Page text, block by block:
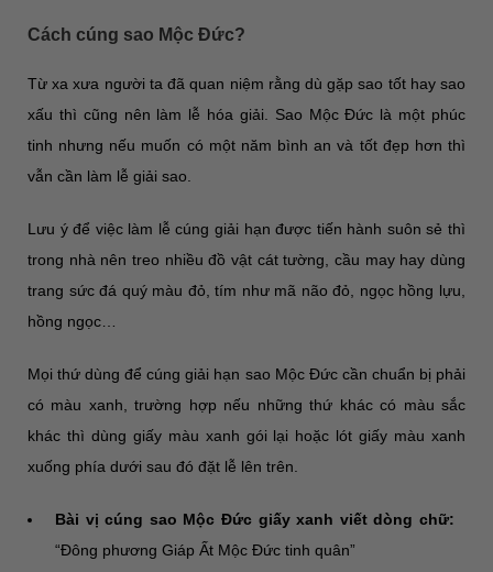
Cách cúng sao Mộc Đức?
Từ xa xưa người ta đã quan niệm rằng dù gặp sao tốt hay sao
xấu thì cũng nên làm lễ hóa giải. Sao Mộc Đức là một phúc
tinh nhưng nếu muốn có một năm bình an và tốt đẹp hơn thì
vẫn cần làm lễ giải sao.
Lưu ý để việc làm lễ cúng giải hạn được tiến hành suôn sẻ thì
trong nhà nên treo nhiều đồ vật cát tường, cầu may hay dùng
trang sức đá quý màu đỏ, tím như mã não đỏ, ngọc hồng lựu,
hồng ngọc…
Mọi thứ dùng để cúng giải hạn sao Mộc Đức cần chuẩn bị phải
có màu xanh, trường hợp nếu những thứ khác có màu sắc
khác thì dùng giấy màu xanh gói lại hoặc lót giấy màu xanh
xuống phía dưới sau đó đặt lễ lên trên.
Bài vị cúng sao Mộc Đức giấy xanh viết dòng chữ:
“Đông phương Giáp Ất Mộc Đức tinh quân”